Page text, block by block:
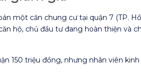
một căn chung cư tại quận 7 (TP.
hộ, chủ đầu tư đang hoàn thiện và
150 triệu đồng, nhưng nhân viên